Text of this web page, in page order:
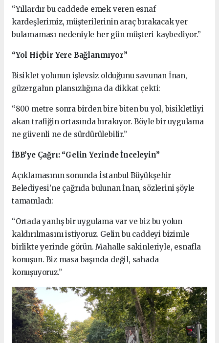
“Yıllardır bu caddede emek veren esnaf
kardeşlerimiz, müşterilerinin araç bırakacak yer
bulamaması nedeniyle her gün müşteri kaybediyor.”
“Yol Hiçbir Yere Bağlanmıyor”
Bisiklet yolunun işlevsiz olduğunu savunan İnan,
güzergahın plansızlığına da dikkat çekti:
“800 metre sonra birden bire biten bu yol, bisikletliyi
akan trafiğin ortasında bırakıyor. Böyle bir uygulama
ne güvenli ne de sürdürülebilir.”
İBB’ye Çağrı: “Gelin Yerinde İnceleyin”
Açıklamasının sonunda İstanbul Büyükşehir
Belediyesi’ne çağrıda bulunan İnan, sözlerini şöyle
tamamladı:
“Ortada yanlış bir uygulama var ve biz bu yolun
kaldırılmasını istiyoruz. Gelin bu caddeyi bizimle
birlikte yerinde görün. Mahalle sakinleriyle, esnafla
konuşun. Biz masa başında değil, sahada
konuşuyoruz.”